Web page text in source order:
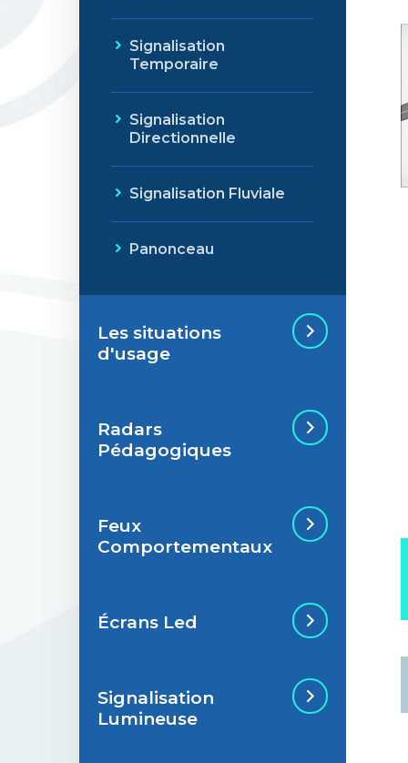
Signalisation
Temporaire
Signalisation
Directionnelle
Signalisation Fluviale
Panonceau
Les situations
d'usage
Situations de
signalisation
Situations de
signalisation
Radars
Pédagogiques
Radar Pédagogique
Feux
Comportementaux
Feu Comportemental
Écrans Led
Écran Géant Extérieur
Led
Signalisation
Lumineuse